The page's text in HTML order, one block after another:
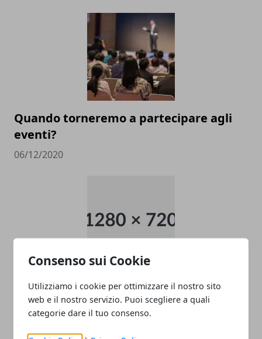
Consenso sui Cookie
Utilizziamo i cookie per ottimizzare il nostro sito
web e il nostro servizio. Puoi scegliere a quali
categorie dare il tuo consenso.
Quando torneremo a partecipare agli
eventi?
06/12/2020
Dove trovare Frasi per auguri di
matrimonio
11/07/2011